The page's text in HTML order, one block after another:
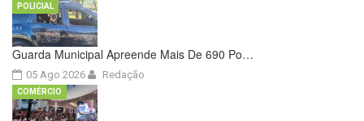
Guarda Municipal Apreende Mais De 690 Po…
05 Ago 2026
POLICIAL
Redação
COMÉRCIO